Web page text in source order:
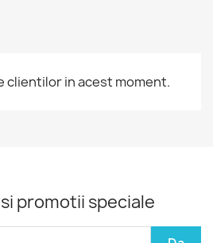
clientilor in acest moment.
promotii speciale